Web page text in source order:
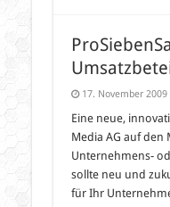
17. November 2009
Eine neue,
Media AG auf den
Unternehmens-
sollte neu und
für Ihr